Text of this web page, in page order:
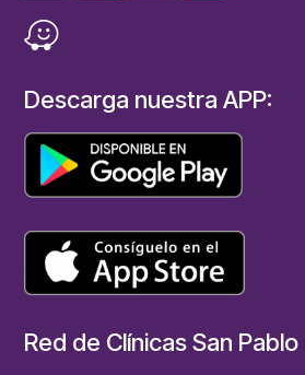
Descarga nuestra APP:
Red de Clínicas San Pablo